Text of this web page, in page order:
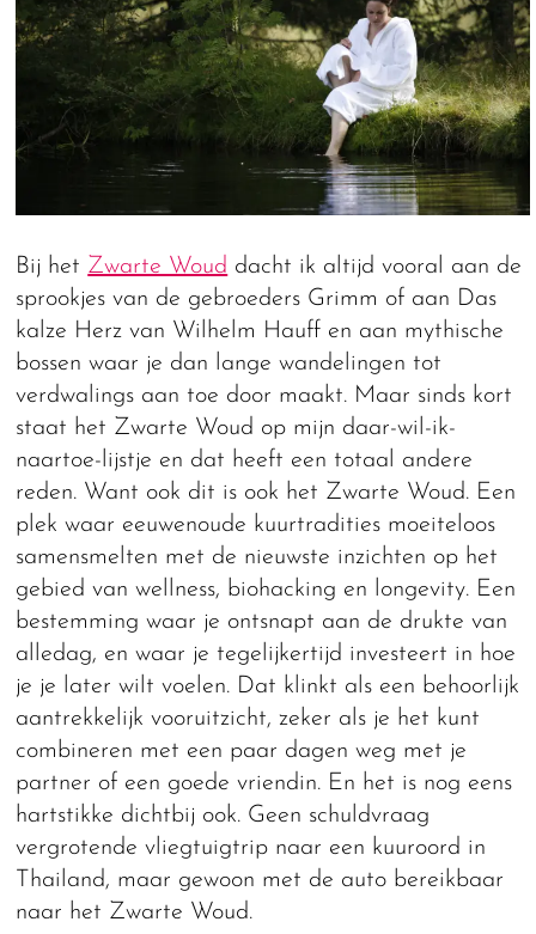
Bij het Zwarte Woud dacht ik altijd vooral aan de
sprookjes van de gebroeders Grimm of aan Das
kalze Herz van Wilhelm Hauff en aan mythische
bossen waar je dan lange wandelingen tot
verdwalings aan toe door maakt. Maar sinds kort
staat het Zwarte Woud op mijn daar-wil-ik-
naartoe-lijstje en dat heeft een totaal andere
reden. Want ook dit is ook het Zwarte Woud. Een
plek waar eeuwenoude kuurtradities moeiteloos
samensmelten met de nieuwste inzichten op het
gebied van wellness, biohacking en longevity. Een
bestemming waar je ontsnapt aan de drukte van
alledag, en waar je tegelijkertijd investeert in hoe
je je later wilt voelen. Dat klinkt als een behoorlijk
aantrekkelijk vooruitzicht, zeker als je het kunt
combineren met een paar dagen weg met je
partner of een goede vriendin. En het is nog eens
hartstikke dichtbij ook. Geen schuldvraag
vergrotende vliegtuigtrip naar een kuuroord in
Thailand, maar gewoon met de auto bereikbaar
naar het Zwarte Woud.